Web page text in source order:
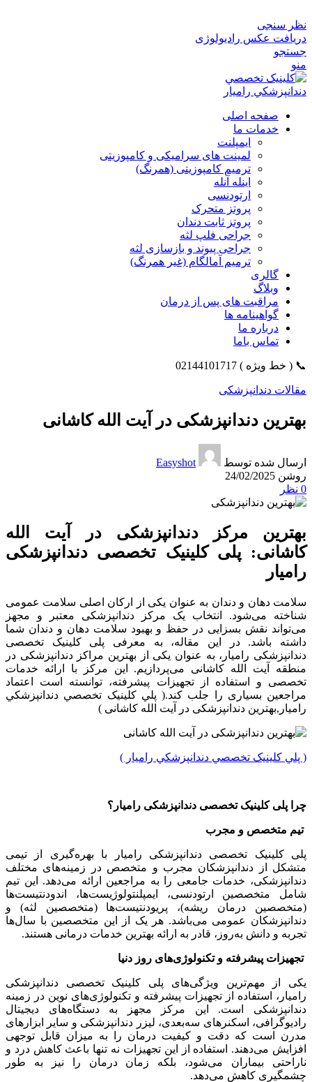
نظر سنجی
دریافت عکس رادیولوژی
جستجو
منو
صفحه اصلی
خدمات ما
ایمپلنت
لمینت های سرامیکی و کامپوزیتی
ترمیم کامپوزیتی (همرنگ)
اینله آنله
ارتودنسی
پروتز متحرک
پروتز ثابت دندان
جراحی فلپ لثه
جراحی پیوند و بازسازی لثه
ترمیم آمالگام (غیر همرنگ)
گالری
وبلاگ
مراقبت های پس از درمان
گواهینامه ها
درباره ما
تماس باما
📞 ( خط ویژه ) 02144101717
مقالات دندانپزشکی
بهترین دندانپزشکی در آیت الله کاشانی
ارسال شده توسط
Easyshot
روشن 24/02/2025
0 نظر
بهترین مرکز دندانپزشکی در آیت الله
کاشانی: پلی کلینیک تخصصی دندانپزشکی
رامیار
سلامت دهان و دندان به عنوان یکی از ارکان اصلی سلامت عمومی
شناخته می‌شود. انتخاب یک مرکز دندانپزشکی معتبر و مجهز
می‌تواند نقش بسزایی در حفظ و بهبود سلامت دهان و دندان شما
داشته باشد. در این مقاله، به معرفی پلی کلینیک تخصصی
دندانپزشکی رامیار، به عنوان یکی از بهترین مراکز دندانپزشکی در
منطقه آیت الله کاشانی می‌پردازیم. این مرکز با ارائه خدمات
تخصصی و استفاده از تجهیزات پیشرفته، توانسته است اعتماد
مراجعین بسیاری را جلب کند.( پلي کلينیک تخصصي دندانپزشکي
راميار,بهترین دندانپزشکی در آیت الله کاشانی )
( پلي کلينیک تخصصي دندانپزشکي راميار )
چرا پلی کلینیک تخصصی دندانپزشکی رامیار؟
تیم متخصص و مجرب
پلی کلینیک تخصصی دندانپزشکی رامیار با بهره‌گیری از تیمی
متشکل از دندانپزشکان مجرب و متخصص در زمینه‌های مختلف
دندانپزشکی، خدمات جامعی را به مراجعین ارائه می‌دهد. این تیم
شامل متخصصین ارتودنسی، ایمپلنتولوژیست‌ها، اندودنتیست‌ها
(متخصصین درمان ریشه)، پریودنتیست‌ها (متخصصین لثه) و
دندانپزشکان عمومی می‌باشد. هر یک از این متخصصین با سال‌ها
تجربه و دانش به‌روز، قادر به ارائه بهترین خدمات درمانی هستند.
تجهیزات پیشرفته و تکنولوژی‌های روز دنیا
یکی از مهم‌ترین ویژگی‌های پلی کلینیک تخصصی دندانپزشکی
رامیار، استفاده از تجهیزات پیشرفته و تکنولوژی‌های نوین در زمینه
دندانپزشکی است. این مرکز مجهز به دستگاه‌های دیجیتال
رادیوگرافی، اسکنرهای سه‌بعدی، لیزر دندانپزشکی و سایر ابزارهای
مدرن است که دقت و کیفیت درمان را به میزان قابل توجهی
افزایش می‌دهند. استفاده از این تجهیزات نه تنها باعث کاهش درد و
ناراحتی بیماران می‌شود، بلکه زمان درمان را نیز به طور
چشمگیری کاهش می‌دهد.